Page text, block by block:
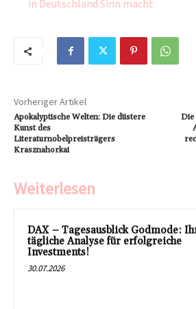
in Deutschland Sinn macht
Vorheriger Artikel
Apokalyptische Welten: Die düstere
Kunst des
Literaturnobelpreisträgers
Krasznahorkai
Die
Weiterlesen
DAX – Tagesausblick Godmode:
tägliche Analyse für erfolgreiche
Investments!
30.07.2026